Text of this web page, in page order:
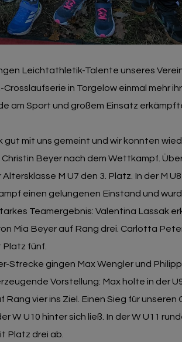
Leichtathletik-Talente unseres
in Torgelow einmal mehr
am Sport und großem Einsatz
gut mit uns gemeint und wir konnten
Christin Beyer nach dem Wettkampf.
M U7 den 3. Platz. In der M
einen gelungenen Einstand und
Teamergebnis: Valentina Lassak
Mia Beyer auf Rang drei. Carlotta
Platz fünf.
Strecke gingen Max Wengler und
Vorstellung: Max holte in der
vier ins Ziel. Einen Sieg für unseren
W U10 hinter sich ließ. In der W U11
Platz drei ab.